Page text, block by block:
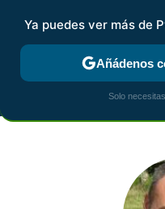
MENÚ
FISCALIDAD Y
Ya puedes ver más de
Añádenos
Solo